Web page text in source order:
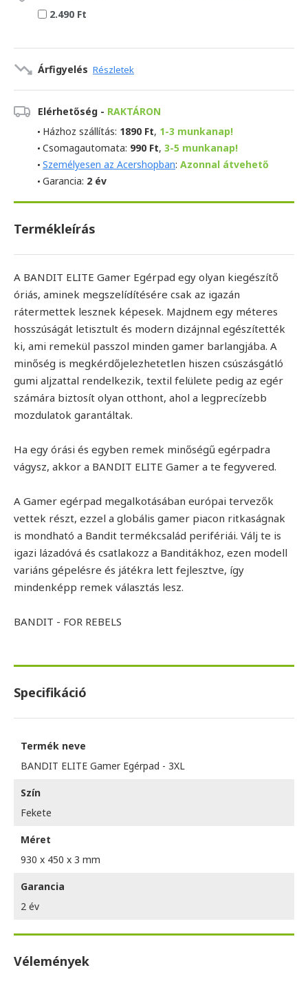
2.490 Ft
Árfigyelés Részletek
Elérhetőség - RAKTÁRON
Házhoz szállítás: 1890 Ft, 1-3 munkanap!
Csomagautomata: 990 Ft, 3-5 munkanap!
Személyesen az Acershopban: Azonnal átvehető
Garancia: 2 év
Termékleírás
A BANDIT ELITE Gamer Egérpad egy olyan kiegészítő
óriás, aminek megszelídítésére csak az igazán
rátermettek lesznek képesek. Majdnem egy méteres
hosszúságát letisztult és modern dizájnnal egészítették
ki, ami remekül passzol minden gamer barlangjába. A
minőség is megkérdőjelezhetetlen hiszen csúszásgátló
gumi aljzattal rendelkezik, textil felülete pedig az egér
számára biztosít olyan otthont, ahol a legprecízebb
mozdulatok garantáltak.
Ha egy órási és egyben remek minőségű egérpadra
vágysz, akkor a BANDIT ELITE Gamer a te fegyvered.
A Gamer egérpad megalkotásában európai tervezők
vettek részt, ezzel a globális gamer piacon ritkaságnak
is mondható a Bandit termékcsalád perifériái. Válj te is
igazi lázadóvá és csatlakozz a Banditákhoz, ezen modell
variáns gépelésre és játékra lett fejlesztve, így
mindenképp remek választás lesz.
BANDIT - FOR REBELS
Specifikáció
Termék neve
BANDIT ELITE Gamer Egérpad - 3XL
Szín
Fekete
Méret
930 x 450 x 3 mm
Garancia
2 év
Vélemények